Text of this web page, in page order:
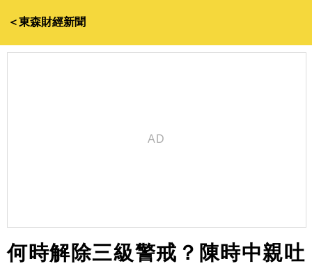
＜東森財經新聞
何時解除三級警戒？陳時中親吐